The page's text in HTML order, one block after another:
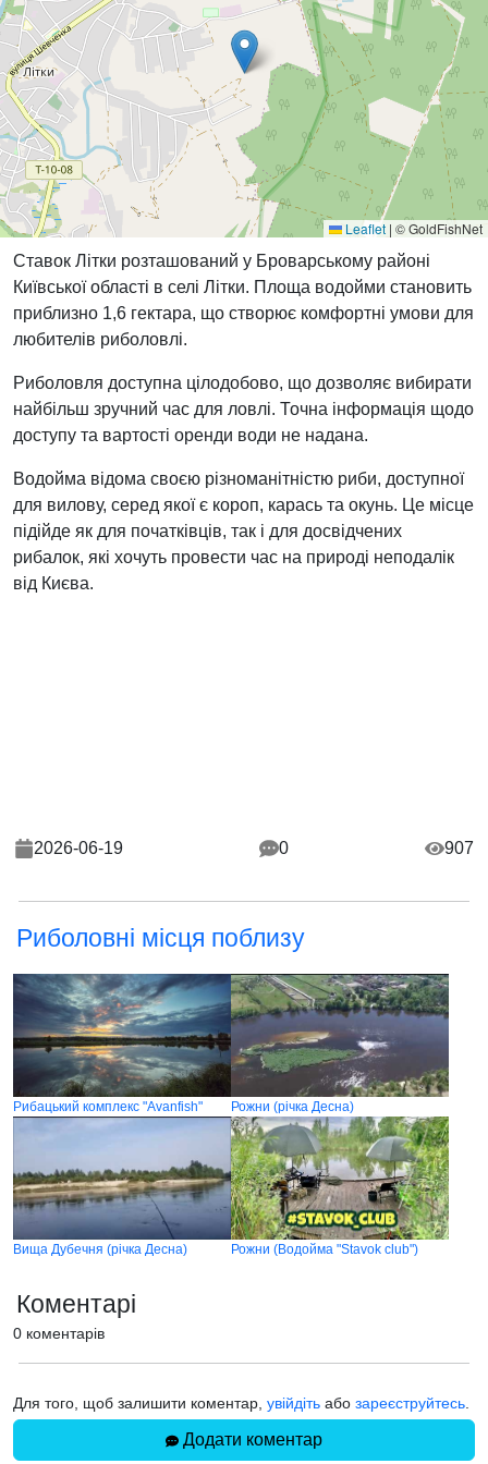
Leaflet | © GoldFishNet
Ставок Літки розташований у Броварському районі
Київської області в селі Літки. Площа водойми становить
приблизно 1,6 гектара, що створює комфортні умови для
любителів риболовлі.
Риболовля доступна цілодобово, що дозволяє вибирати
найбільш зручний час для ловлі. Точна інформація щодо
доступу та вартості оренди води не надана.
Водойма відома своєю різноманітністю риби, доступної
для вилову, серед якої є короп, карась та окунь. Це місце
підійде як для початківців, так і для досвідчених
рибалок, які хочуть провести час на природі неподалік
від Києва.
2026-06-19 0 907
Риболовні місця поблизу
Рибацький комплекс "Аvanfish" Рожни (річка Десна)
Вища Дубечня (річка Десна) Рожни (Водойма "Stavok club")
Коментарі
0 коментарів
Для того, щоб залишити коментар, увійдіть або зареєструйтесь
Додати коментар